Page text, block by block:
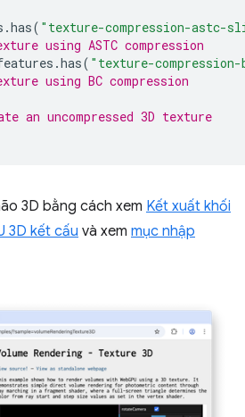
.has( "texture-compression-astc-
using ASTC compression
.has( "texture-
using BC compression
an uncompressed 3D texture
3D bằng cách xem Kết xuất khối
3D kết cấu và xem mục nhập